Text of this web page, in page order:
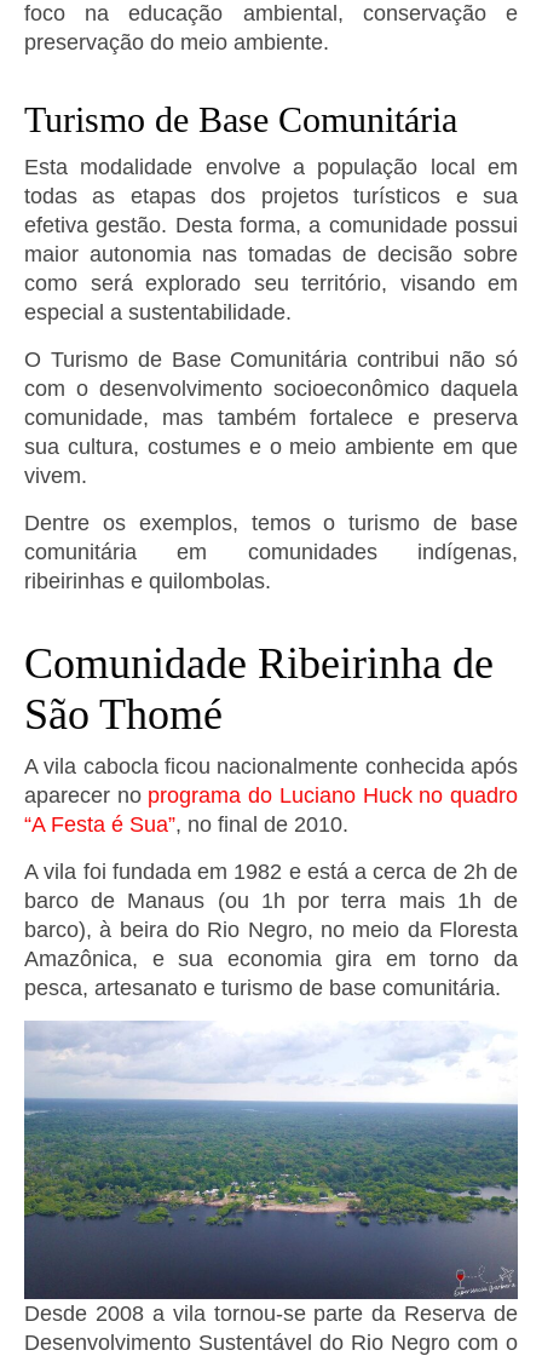
foco na educação ambiental, conservação e
preservação do meio ambiente.
Turismo de Base Comunitária
Esta modalidade envolve a população local em
todas as etapas dos projetos turísticos e sua
efetiva gestão. Desta forma, a comunidade possui
maior autonomia nas tomadas de decisão sobre
como será explorado seu território, visando em
especial a sustentabilidade.
O Turismo de Base Comunitária contribui não só
com o desenvolvimento socioeconômico daquela
comunidade, mas também fortalece e preserva
sua cultura, costumes e o meio ambiente em que
vivem.
Dentre os exemplos, temos o turismo de base
comunitária em comunidades indígenas,
ribeirinhas e quilombolas.
Comunidade Ribeirinha de
São Thomé
A vila cabocla ficou nacionalmente conhecida após
aparecer no programa do Luciano Huck no quadro
“A Festa é Sua”, no final de 2010.
A vila foi fundada em 1982 e está a cerca de 2h de
barco de Manaus (ou 1h por terra mais 1h de
barco), à beira do Rio Negro, no meio da Floresta
Amazônica, e sua economia gira em torno da
pesca, artesanato e turismo de base comunitária.
Desde 2008 a vila tornou-se parte da Reserva de
Desenvolvimento Sustentável do Rio Negro com o